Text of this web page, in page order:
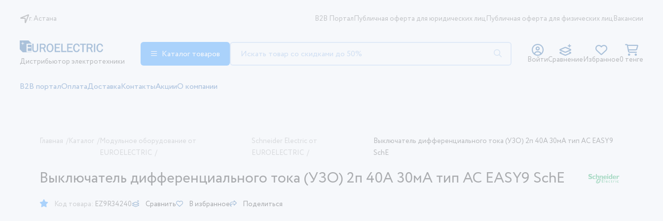
г. Астана B2B ПорталПубличная оферта для юридических лицПубличная оферта для физических лицВакансии
Дистрибьютор электротехники
Каталог товаров ВойтиСравнениеИзбранное0 тенге
B2B порталОплатаДоставкаКонтактыАкцииО компании
Главная /Каталог /Модульное оборудование от
EUROELECTRIC /
Schneider Electric от
EUROELECTRIC /
Выключатель дифференциального тока (УЗО) 2п 40А 30мА тип AC EASY9
SchE
Выключатель дифференциального тока (УЗО) 2п 40А 30мА тип AC EASY9 SchE
Код товара: EZ9R34240 Сравнить В избранное Поделиться